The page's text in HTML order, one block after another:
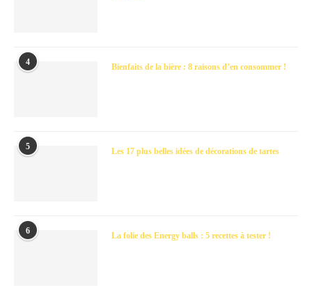
4 Bienfaits de la bière : 8 raisons d’en consommer !
5 Les 17 plus belles idées de décorations de tartes
6 La folie des Energy balls : 5 recettes à tester !